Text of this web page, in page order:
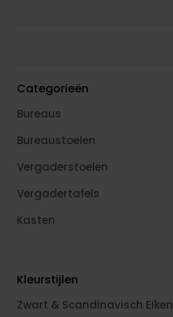
Categorieën
Bureaus
Bureaustoelen
Vergaderstoelen
Vergadertafels
Kasten
Kleurstijlen
Zwart & Scandinavisch Eiken